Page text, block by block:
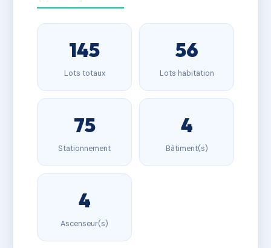
145
Lots totaux
56
Lots habitation
75
Stationnement
4
Bâtiment(s)
4
Ascenseur(s)